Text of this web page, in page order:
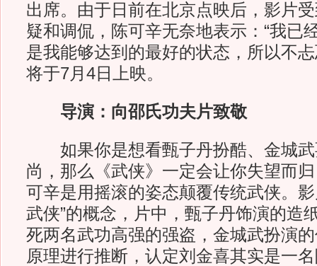
出席。由于日前在北京点映后，影片
疑和调侃，陈可辛无奈地表示：“我已
是我能够达到的最好的状态，所以不
将于7月4日上映。
导演：向邵氏功夫片致敬
如果你是想看甄子丹扮酷、金城武
尚，那么《武侠》一定会让你失望而
可辛是用摇滚的姿态颠覆传统武侠。
武侠”的概念，片中，甄子丹饰演的造
死两名武功高强的强盗，金城武扮演
原理进行推断，认定刘金喜其实是一